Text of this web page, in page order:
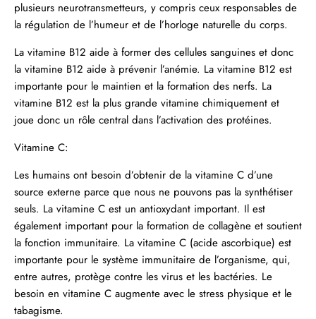
plusieurs neurotransmetteurs, y compris ceux responsables de
la régulation de l’humeur et de l’horloge naturelle du corps.
La vitamine B12 aide à former des cellules sanguines et donc
la vitamine B12 aide à prévenir l’anémie. La vitamine B12 est
importante pour le maintien et la formation des nerfs. La
vitamine B12 est la plus grande vitamine chimiquement et
joue donc un rôle central dans l’activation des protéines.
Vitamine C:
Les humains ont besoin d’obtenir de la vitamine C d’une
source externe parce que nous ne pouvons pas la synthétiser
seuls. La vitamine C est un antioxydant important. Il est
également important pour la formation de collagène et soutient
la fonction immunitaire. La vitamine C (acide ascorbique) est
importante pour le système immunitaire de l’organisme, qui,
entre autres, protège contre les virus et les bactéries. Le
besoin en vitamine C augmente avec le stress physique et le
tabagisme.